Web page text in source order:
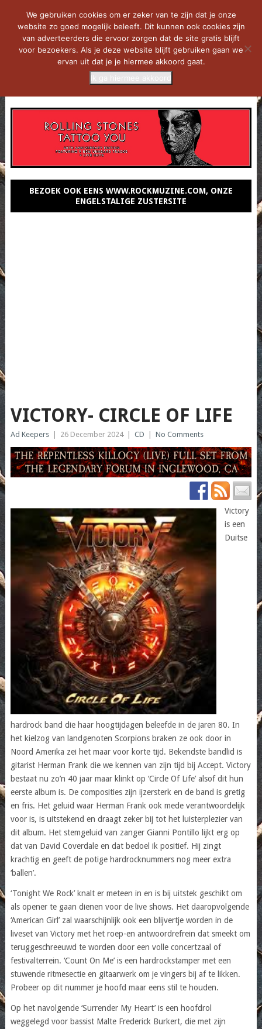
BEZOEK OOK EENS WWW.ROCKMUZINE.COM, ONZE
ENGELSTALIGE ZUSTERSITE
VICTORY- CIRCLE OF LIFE
Ad Keepers 26 December 2024 CD No Comments
Victory
is een
Duitse
hardrock band die haar hoogtijdagen beleefde in de jaren 80. In
het kielzog van landgenoten Scorpions braken ze ook door in
Noord Amerika zei het maar voor korte tijd. Bekendste bandlid is
gitarist Herman Frank die we kennen van zijn tijd bij Accept. Victory
bestaat nu zo’n 40 jaar maar klinkt op ‘Circle Of Life’ alsof dit hun
eerste album is. De composities zijn ijzersterk en de band is gretig
en fris. Het geluid waar Herman Frank ook mede verantwoordelijk
voor is, is uitstekend en draagt zeker bij tot het luisterplezier van
dit album. Het stemgeluid van zanger Gianni Pontillo lijkt erg op
dat van David Coverdale en dat bedoel ik positief. Hij zingt
krachtig en geeft de potige hardrocknummers nog meer extra
‘ballen’.
‘Tonight We Rock’ knalt er meteen in en is bij uitstek geschikt om
als opener te gaan dienen voor de live shows. Het daaropvolgende
‘American Girl’ zal waarschijnlijk ook een blijvertje worden in de
liveset van Victory met het roep-en antwoordrefrein dat smeekt om
teruggeschreeuwd te worden door een volle concertzaal of
festivalterrein. ‘Count On Me’ is een hardrockstamper met een
stuwende ritmesectie en gitaarwerk om je vingers bij af te likken.
Probeer op dit nummer je hoofd maar eens stil te houden.
Op het navolgende ‘Surrender My Heart’ is een hoofdrol
weggelegd voor bassist Malte Frederick Burkert, die met zijn
We gebruiken cookies om er zeker van te zijn dat je onze
website zo goed mogelijk beleeft. Dit kunnen ook cookies zijn
van adverteerders die ervoor zorgen dat de site gratis blijft
voor bezoekers. Als je deze website blijft gebruiken gaan we
ervan uit dat je je hiermee akkoord gaat.
Ik ga hiermee akkoord